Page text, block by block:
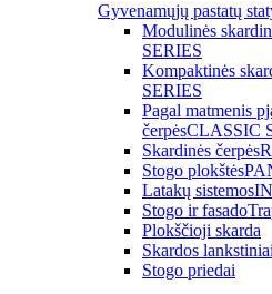
Gyvenamųjų pastatų
Modulinės
SERIES
Kompaktinės
SERIES
Pagal matmenis
čerpėsCLASSIC
Skardinės čerpės
Stogo plokštės
Latakų sistemos
Stogo ir fasado
Plokščioji skarda
Skardos lankstiniai
Stogo priedai